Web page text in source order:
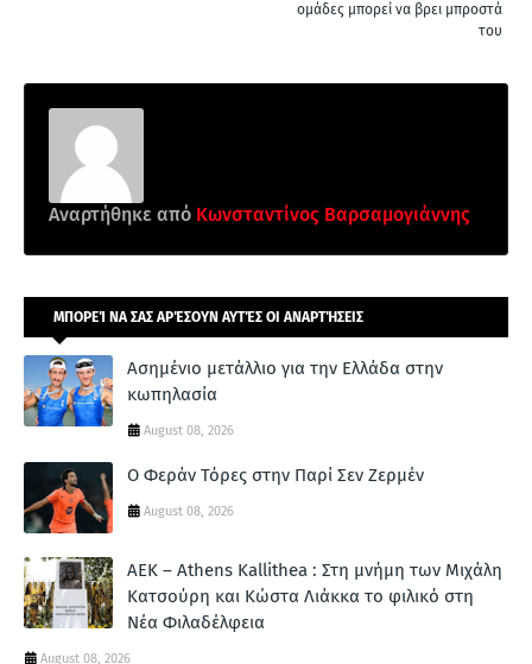
ομάδες μπορεί να βρει μπροστά
του
Αναρτήθηκε από Κωνσταντίνος Βαρσαμογιάννης
ΜΠΟΡΕΊ ΝΑ ΣΑΣ ΑΡΈΣΟΥΝ ΑΥΤΈΣ ΟΙ ΑΝΑΡΤΉΣΕΙΣ
Ασημένιο μετάλλιο για την Ελλάδα στην
κωπηλασία
August 08, 2026
Ο Φεράν Τόρες στην Παρί Σεν Ζερμέν
August 08, 2026
ΑΕΚ – Athens Kallithea : Στη μνήμη των Μιχάλη
Κατσούρη και Κώστα Λιάκκα το φιλικό στη
Νέα Φιλαδέλφεια
August 08, 2026